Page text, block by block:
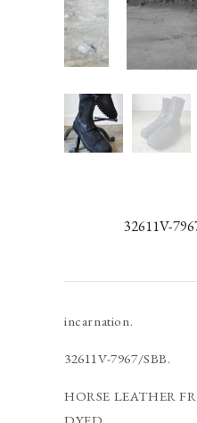
32611V-
incarnation.
32611V-7967/SBB.
HORSE LEATHER